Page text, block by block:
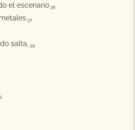
el escenario 36
37
salta, 39